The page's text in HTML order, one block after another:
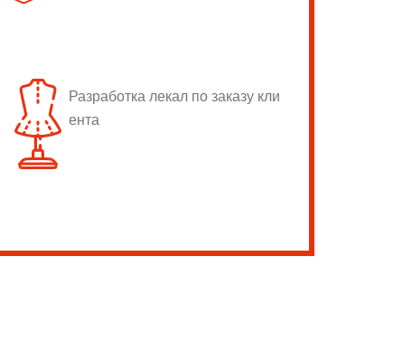
Разработка лекал по заказу кли
ента